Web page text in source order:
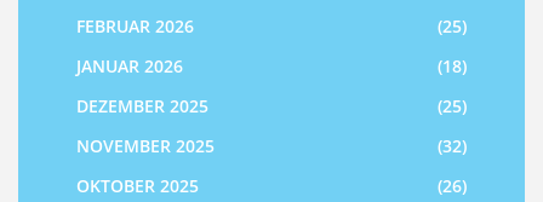
FEBRUAR 2026
(25)
JANUAR 2026
(18)
DEZEMBER 2025
(25)
NOVEMBER 2025
(32)
OKTOBER 2025
(26)